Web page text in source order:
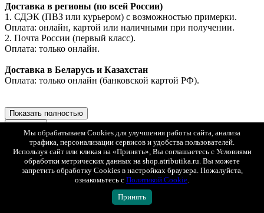
Доставка в регионы (по всей России)
1. СДЭК (ПВЗ или курьером) с возможностью примерки.
Оплата: онлайн, картой или наличными при получении.
2. Почта России (первый класс).
Оплата: только онлайн.
Доставка в Беларусь и Казахстан
Оплата: только онлайн (банковской картой РФ).
Показать полностью
Минимальная стоимость товаров в заказе для доставки - 1
000 рублей.
Заказы меньшей стоимостью можно забрать самовывозом в
магазине в Москве по адресу ул. Ленинская слобода 26 стр. 2
ТЦ "Глобал Молл", 2 этаж. Ежедневно с 10:00 до 22:00.
Мы доставляем заказы по всей России, Казахстану и
Мы обрабатываем Cookies для улучшения работы сайта, анализа
трафика, персонализации сервисов и удобства пользователей.
Используя сайт или кликая на «Принять», Вы соглашаетесь с Условиями
обработки метрических данных на shop.atributika.ru. Вы можете
запретить обработку Cookies в настройках браузера. Пожалуйста,
ознакомьтесь с Политикой Cookie.
Принять